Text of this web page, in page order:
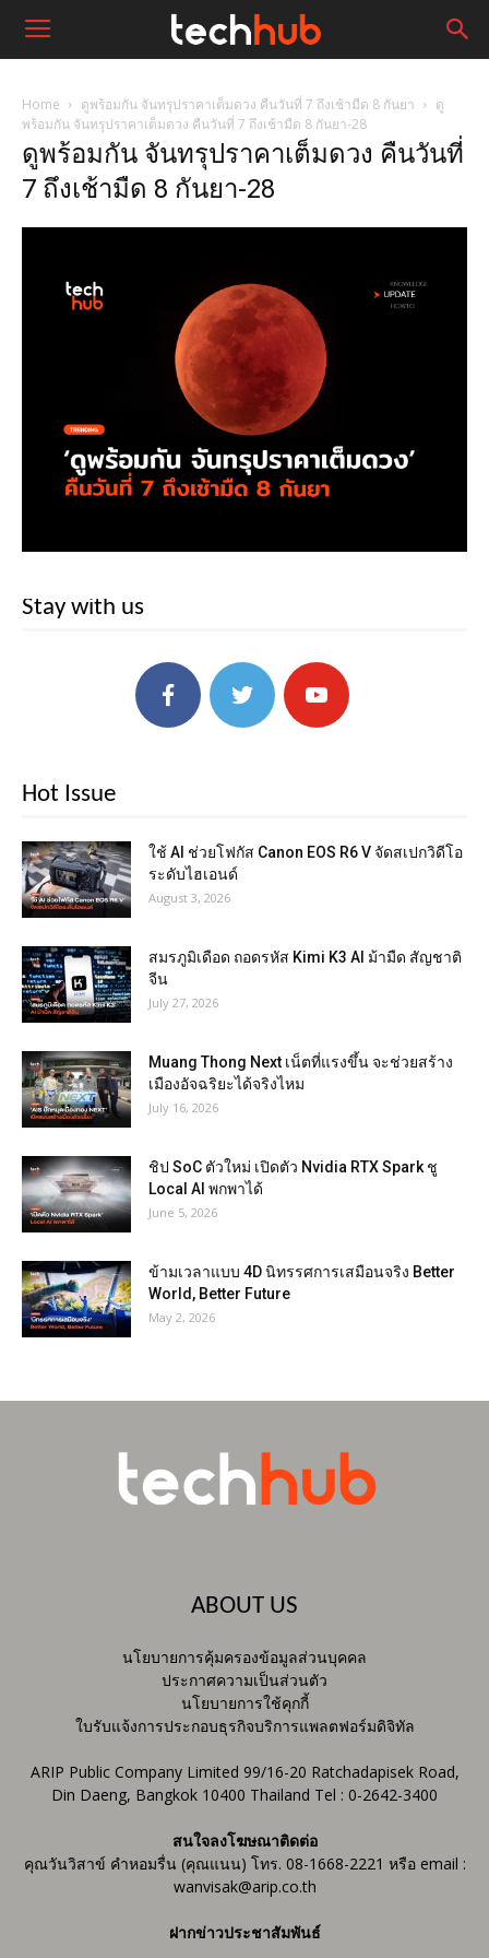
Home ดูพร้อมกัน จันทรุปราคาเต็มดวง คืนวันที่ 7 ถึงเช้ามืด 8 กันยา
ดู
พร้อมกัน จันทรุปราคาเต็มดวง คืนวันที่ 7 ถึงเช้ามืด 8 กันยา-28
ดูพร้อมกัน จันทรุปราคาเต็มดวง คืนวันที่
7 ถึงเช้ามืด 8 กันยา-28
Stay with us
Hot Issue
ใช้ AI ช่วยโฟกัส Canon EOS R6 V จัดสเปกวิดีโอ
ระดับไฮเอนด์
August 3, 2026
สมรภูมิเดือด ถอดรหัส Kimi K3 AI ม้ามืด สัญชาติ
จีน
July 27, 2026
Muang Thong Next เน็ตที่แรงขึ้น จะช่วยสร้าง
เมืองอัจฉริยะได้จริงไหม
July 16, 2026
ชิป SoC ตัวใหม่ เปิดตัว Nvidia RTX Spark ชู
Local AI พกพาได้
June 5, 2026
ข้ามเวลาแบบ 4D นิทรรศการเสมือนจริง Better
World, Better Future
May 2, 2026
ABOUT US
นโยบายการคุ้มครองข้อมูลส่วนบุคคล
ประกาศความเป็นส่วนตัว
นโยบายการใช้คุกกี้
ใบรับแจ้งการประกอบธุรกิจบริการแพลตฟอร์มดิจิทัล
ARIP Public Company Limited 99/16-20 Ratchadapisek Road,
Din Daeng, Bangkok 10400 Thailand Tel : 0-2642-3400
สนใจลงโฆษณาติดต่อ
คุณวันวิสาข์ คำหอมรื่น (คุณแนน) โทร. 08-1668-2221 หรือ email :
wanvisak@arip.co.th
ฝากข่าวประชาสัมพันธ์